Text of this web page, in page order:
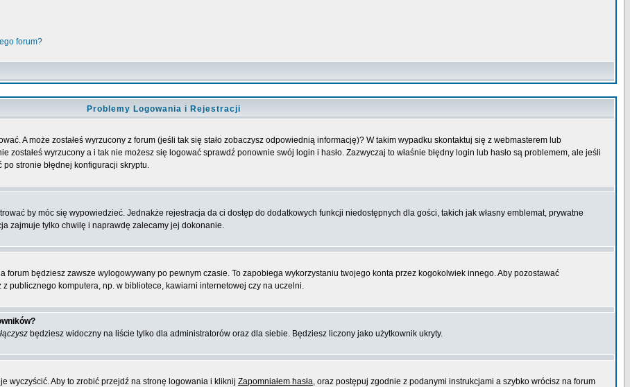
forum?
Problemy Logowania i Rejestracji
A może zostałeś wyrzucony z forum (jeśli tak się stało zobaczysz odpowiednią informację)? W takim wypadku skontaktuj się z webmasterem lub
zostałeś wyrzucony a i tak nie możesz się logować sprawdź ponownie swój login i hasło. Zazwyczaj to właśnie błędny login lub hasło są problemem, ale jeśli
stronie błędnej konfiguracji skryptu.
by móc się wypowiedzieć. Jednakże rejestracja da ci dostęp do dodatkowych funkcji niedostępnych dla gości, takich jak własny emblemat, prywatne
zajmuje tylko chwilę i naprawdę zalecamy jej dokonanie.
forum będziesz zawsze wylogowywany po pewnym czasie. To zapobiega wykorzystaniu twojego konta przez kogokolwiek innego. Aby pozostawać
publicznego komputera, np. w bibliotece, kawiarni internetowej czy na uczelni.
będziesz widoczny na liście tylko dla administratorów oraz dla siebie. Będziesz liczony jako użytkownik ukryty.
wyczyścić. Aby to zrobić przejdź na stronę logowania i kliknij Zapomniałem hasła, oraz postępuj zgodnie z podanymi instrukcjami a szybko wrócisz na forum